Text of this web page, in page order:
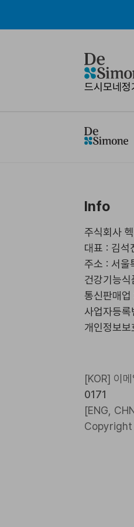
드시모네 정
Info
주식회사
대표 : 김석
주소 : 서울
건강기능
통신판매
사업자등
개인정보
[KOR] 이
0171
[ENG,
Copyright